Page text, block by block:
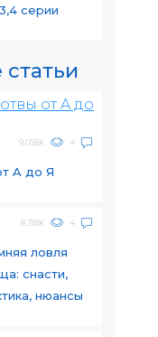
серии
9.058K 4
A до Я
8.318K 4
ловля
снасти,
нюансы